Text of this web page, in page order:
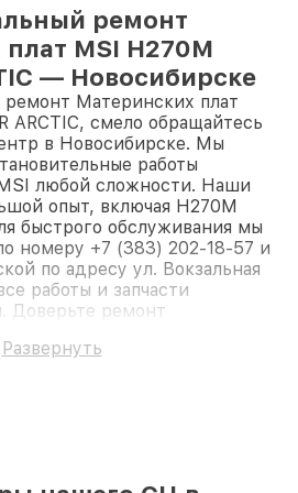
ремонт
MSI H270M
— Новосибирске
ремонт Материнских плат
ARCTIC, смело обращайтесь
в Новосибирске. Мы
работы
любой сложности. Наши
опыт, включая H270M
быстрого обслуживания мы
номеру +7 (383) 202-18-57 и
по адресу ул. Вокзальная
работы и запчасти
Доверьте ремонт
Развернуть